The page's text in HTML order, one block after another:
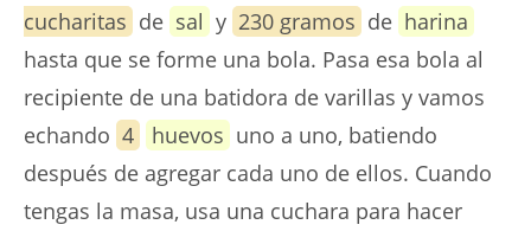
cucharitas de sal y 230 gramos de harina
hasta que se forme una bola. Pasa esa bola al
recipiente de una batidora de varillas y vamos
echando 4 huevos uno a uno, batiendo
después de agregar cada uno de ellos. Cuando
tengas la masa, usa una cuchara para hacer